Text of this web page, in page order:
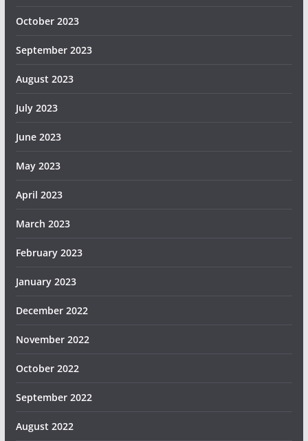
October 2023
September 2023
August 2023
July 2023
June 2023
May 2023
April 2023
March 2023
February 2023
January 2023
December 2022
November 2022
October 2022
September 2022
August 2022